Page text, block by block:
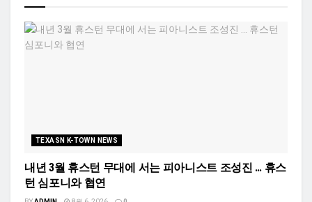
TEXASN K-TOWN NEWS
내년 3월 휴스턴 무대에 서는 피아니스트 조성진 … 휴스
턴 심포니와 협연